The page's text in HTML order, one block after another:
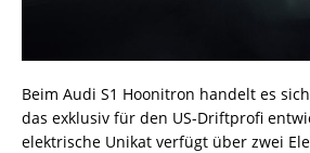
Beim Audi S1 Hoonitron handelt es
das exklusiv für den US-Driftprofi
elektrische Unikat verfügt über zwei